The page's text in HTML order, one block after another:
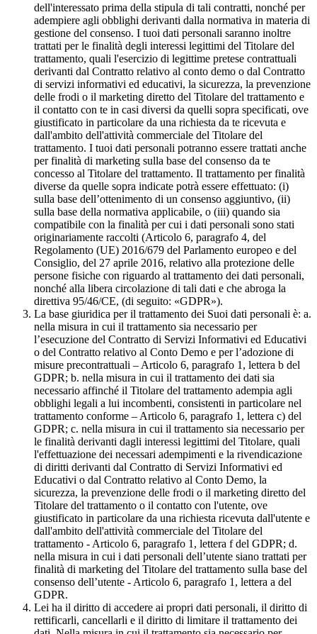
dell'interessato prima della stipula di tali contratti, nonché per
adempiere agli obblighi derivanti dalla normativa in materia di
gestione del consenso. I tuoi dati personali saranno inoltre
trattati per le finalità degli interessi legittimi del Titolare del
trattamento, quali l'esercizio di legittime pretese contrattuali
derivanti dal Contratto relativo al conto demo o dal Contratto
di servizi informativi ed educativi, la sicurezza, la prevenzione
delle frodi o il marketing diretto del Titolare del trattamento e
il contatto con te in casi diversi da quelli sopra specificati, ove
giustificato in particolare da una richiesta da te ricevuta e
dall'ambito dell'attività commerciale del Titolare del
trattamento. I tuoi dati personali potranno essere trattati anche
per finalità di marketing sulla base del consenso da te
concesso al Titolare del trattamento. Il trattamento per finalità
diverse da quelle sopra indicate potrà essere effettuato: (i)
sulla base dell’ottenimento di un consenso aggiuntivo, (ii)
sulla base della normativa applicabile, o (iii) quando sia
compatibile con la finalità per cui i dati personali sono stati
originariamente raccolti (Articolo 6, paragrafo 4, del
Regolamento (UE) 2016/679 del Parlamento europeo e del
Consiglio, del 27 aprile 2016, relativo alla protezione delle
persone fisiche con riguardo al trattamento dei dati personali,
nonché alla libera circolazione di tali dati e che abroga la
direttiva 95/46/CE, (di seguito: «GDPR»).
La base giuridica per il trattamento dei Suoi dati personali è: a.
nella misura in cui il trattamento sia necessario per
l’esecuzione del Contratto di Servizi Informativi ed Educativi
o del Contratto relativo al Conto Demo e per l’adozione di
misure precontrattuali – Articolo 6, paragrafo 1, lettera b del
GDPR; b. nella misura in cui il trattamento dei dati sia
necessario affinché il Titolare del trattamento adempia agli
obblighi legali a lui incombenti, consistenti in particolare nel
trattamento conforme – Articolo 6, paragrafo 1, lettera c) del
GDPR; c. nella misura in cui il trattamento sia necessario per
le finalità derivanti dagli interessi legittimi del Titolare, quali
l'effettuazione dei necessari adempimenti e la rivendicazione
di diritti derivanti dal Contratto di Servizi Informativi ed
Educativi o dal Contratto relativo al Conto Demo, la
sicurezza, la prevenzione delle frodi o il marketing diretto del
Titolare del trattamento o il contatto con l'utente, ove
giustificato in particolare da una richiesta ricevuta dall'utente e
dall'ambito dell'attività commerciale del Titolare del
trattamento - Articolo 6, paragrafo 1, lettera f del GDPR; d.
nella misura in cui i dati personali dell’utente siano trattati per
finalità di marketing del Titolare del trattamento sulla base del
consenso dell’utente - Articolo 6, paragrafo 1, lettera a del
GDPR.
Lei ha il diritto di accedere ai propri dati personali, il diritto di
rettificarli, cancellarli e il diritto di limitare il trattamento dei